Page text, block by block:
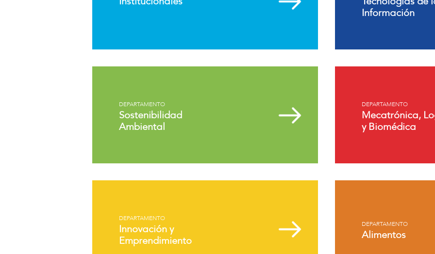
Información
DEPARTAMENTO
Sostenibilidad
Ambiental
DEPARTAMENTO
Mecatrónica,
y Biomédica
DEPARTAMENTO
Innovación y
Emprendimiento
DEPARTAMENTO
Alimentos